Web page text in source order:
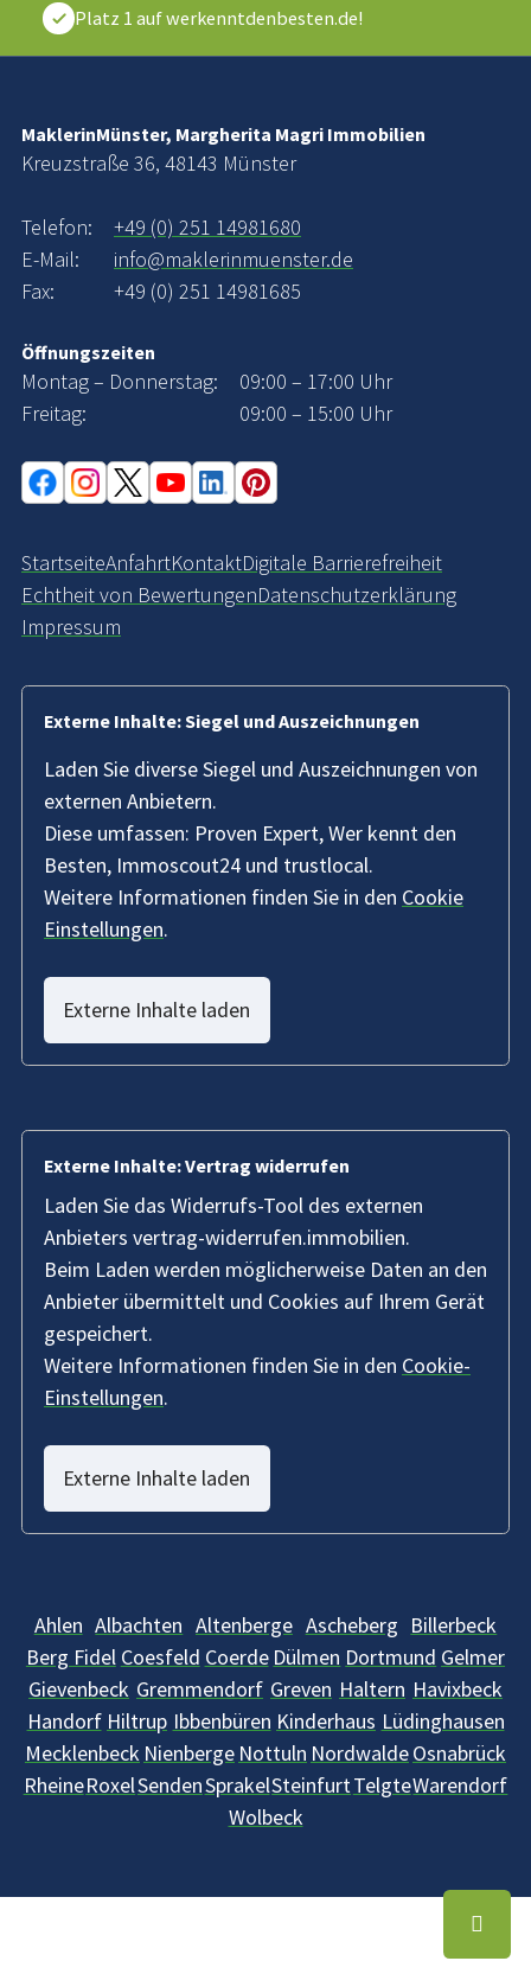
Platz 1 auf werkenntdenbesten.de!
MaklerinMünster, Margherita Magri Immobilien
Kreuzstraße 36, 48143 Münster
Telefon:
+49 (0) 251 14981680
E-Mail:
info@maklerinmuenster.de
Fax:
+49 (0) 251 14981685
Öffnungszeiten
Montag – Donnerstag:
09:00 – 17:00 Uhr
Freitag:
09:00 – 15:00 Uhr
StartseiteAnfahrtKontaktDigitale Barrierefreiheit
Echtheit von BewertungenDatenschutzerklärung
Impressum
Externe Inhalte: Siegel und Auszeichnungen
Laden Sie diverse Siegel und Auszeichnungen von
externen Anbietern.
Diese umfassen: Proven Expert, Wer kennt den
Besten, Immoscout24 und trustlocal.
Weitere Informationen finden Sie in den Cookie
Einstellungen.
Externe Inhalte laden
Externe Inhalte: Vertrag widerrufen
Laden Sie das Widerrufs-Tool des externen
Anbieters vertrag-widerrufen.immobilien.
Beim Laden werden möglicherweise Daten an den
Anbieter übermittelt und Cookies auf Ihrem Gerät
gespeichert.
Weitere Informationen finden Sie in den Cookie-
Einstellungen.
Externe Inhalte laden
Ahlen Albachten Altenberge Ascheberg Billerbeck
Berg Fidel Coesfeld Coerde Dülmen Dortmund Gelmer
Gievenbeck Gremmendorf Greven Haltern Havixbeck
Handorf Hiltrup Ibbenbüren Kinderhaus Lüdinghausen
Mecklenbeck Nienberge Nottuln NordwaldeOsnabrück
RheineRoxelSendenSprakelSteinfurtTelgteWarendorf
Wolbeck